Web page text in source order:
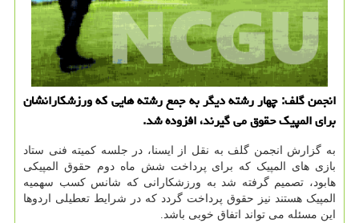
انجمن گلف: چهار رشته دیگر به جمع رشته هایی كه ورزشكارانشان
برای المپیك حقوق می گیرند، افزوده شد.
به گزارش انجمن گلف به نقل از ایسنا، در جلسه کمیته فنی ستاد
بازی های المپیک که برای پرداخت شش ماه دوم حقوق المپیکی
هابود، تصمیم گرفته شد به ورزشکارانی که شانس کسب سهمیه
المپیک هستند نیز حقوق پرداخت گردد که در شرایط تعطیلی اردوها
این مسئله می تواند اتفاق خوبی باشد.